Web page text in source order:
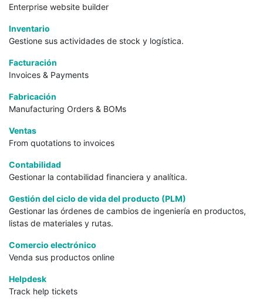
Enterprise website builder
Inventario
Gestione sus actividades de stock y logística.
Facturación
Invoices & Payments
Fabricación
Manufacturing Orders & BOMs
Ventas
From quotations to invoices
Contabilidad
Gestionar la contabilidad financiera y analítica.
Gestión del ciclo de vida del producto (PLM)
Gestionar las órdenes de cambios de ingeniería en productos,
listas de materiales y rutas.
Comercio electrónico
Venda sus productos online
Helpdesk
Track help tickets